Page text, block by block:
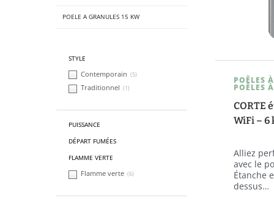
POÊLES
POÊLES
CORTE
WiFi – 6
Alliez
avec le
Étanche
dessus…
POELE A GRANULES 15 KW
STYLE
Contemporain (5)
Traditionnel (1)
PUISSANCE
DÉPART FUMÉES
FLAMME VERTE
Flamme verte (6)